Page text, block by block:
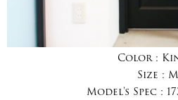
Color :
Size : M
Model's Spec :